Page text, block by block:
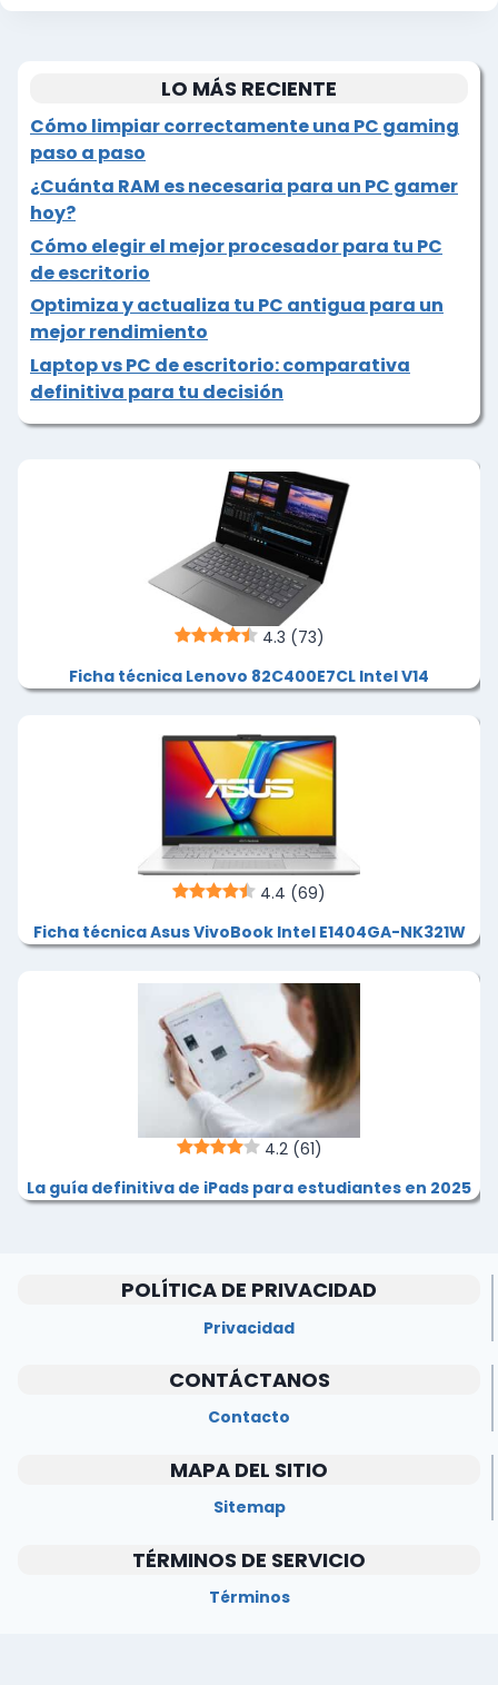
LO MÁS RECIENTE
Cómo limpiar correctamente una PC gaming
paso a paso
¿Cuánta RAM es necesaria para un PC gamer
hoy?
Cómo elegir el mejor procesador para tu PC
de escritorio
Optimiza y actualiza tu PC antigua para un
mejor rendimiento
Laptop vs PC de escritorio: comparativa
definitiva para tu decisión
4.3 (73)
Ficha técnica Lenovo 82C400E7CL Intel V14
4.4 (69)
Ficha técnica Asus VivoBook Intel E1404GA-NK321W
4.2 (61)
La guía definitiva de iPads para estudiantes en 2025
POLÍTICA DE PRIVACIDAD
Privacidad
CONTÁCTANOS
Contacto
MAPA DEL SITIO
Sitemap
TÉRMINOS DE SERVICIO
Términos